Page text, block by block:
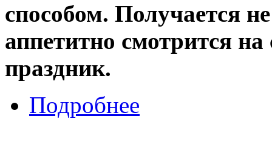
способом. Получается
аппетитно смотрится
праздник.
Подробнее